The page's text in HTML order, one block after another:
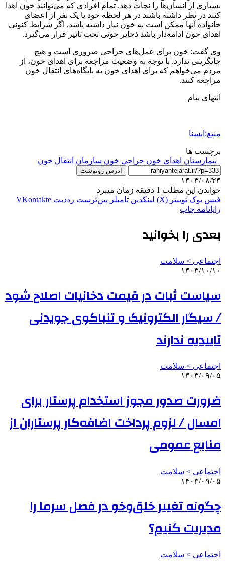
بسیاری از انسان‌ها را نجات دهد. تمام افرادی که می‌توانند خون اهدا
کنند در نظر داشته باشند در هر لحظه خود یا یک نفر از اعضای
خانواده آنها ممکن است به خون نیاز داشته‌ باشد. اگر شرایط کنونی
اهدای خون ادامه‌دار باشد ذخایر خونی تحت تاثیر قرار می‌گیرد.
وی گفت: خون برای عمل‌های جراحی ضروری است و هیچ
جایگزینی ندارد. با توجه به وضعیت مراجعه برای اهدای خون، از
مردم می‌خواهم که برای اهدای خون به پایگاه‌های انتقال خون
مراجعه‌ کنند.
انتهای پیام
منبع:ایسنا
برچسب ها
_بيمارستان اهداي خون جراحي خون سازمان انتقال خون
آدرس رونوشت
۱۴۰۳/۰۸/۲۴
خواندن این مطلب 1 دقیقه زمان میبرد
فیس بوک توییتر (X) لینکدین ‫تامبلر ‫پین‌ترست ‫رددیت ‫VKontakte
رایانامه چاپ
بعدی را بخوانید
اجتماعی > سلامت
۱۴۰۳/۱۰/۱۰
سیاست ثبات در قیمت دخانیات اصلاح شود
/ سیگار الکترونیک و تنباکوی جویدنی
تاییدیه ندارند
اجتماعی > سلامت
۱۴۰۳/۰۹/۰۵
ضرورت صدور مجوز استخدام پرستار برای
امسال / لزوم پرداخت اضافه‌کار پرستاران از
منابع عمومی
اجتماعی > سلامت
۱۴۰۳/۰۹/۰۵
چگونه تغییر خلق‌وخو در فصل سرما را
مدیریت کنیم؟
اجتماعی > سلامت